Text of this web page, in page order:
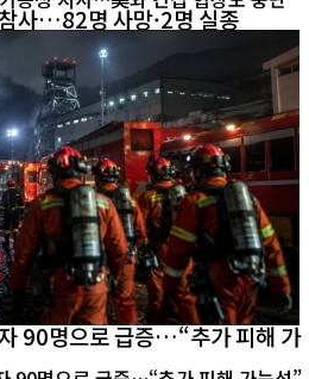
사…82명 사망·2명 실종
90명으로 급증…“추가 피해 가